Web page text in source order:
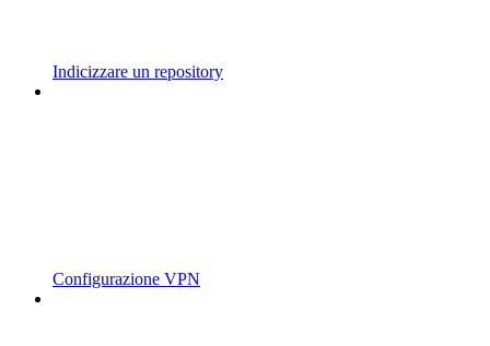
Indicizzare un repository
Configurazione VPN